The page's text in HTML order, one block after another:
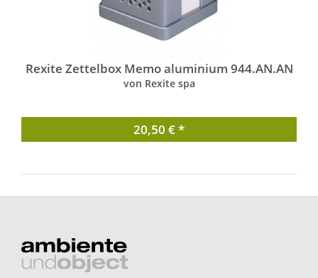
Rexite Zettelbox Memo aluminium 944.AN.AN
von Rexite spa
20,50 € *